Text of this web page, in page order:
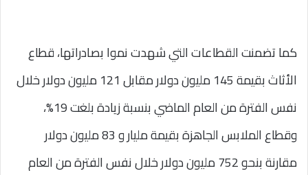
كما تضمنت القطاعات التي شهدت نموا بصادراتها، قطاع
الأثاث بقيمة 145 مليون دولار مقابل 121 مليون دولار خلال
نفس الفترة من العام الماضي بنسبة زيادة بلغت 19%،
وقطاع الملابس الجاهزة بقيمة مليار و 83 مليون دولار
مقارنة بنحو 752 مليون دولار خلال نفس الفترة من العام